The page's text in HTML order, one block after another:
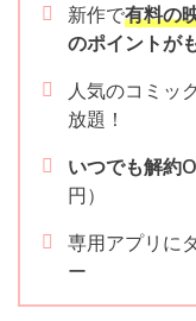
新作で有料の
のポイントが
人気のコミッ
放題！
いつでも解約
円）
専用アプリに
ー